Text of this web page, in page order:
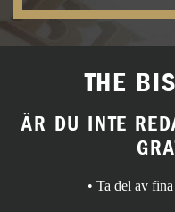
THE
ÄR DU INTE
• Ta del av